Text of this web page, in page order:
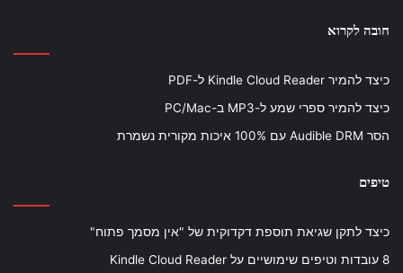
חובה לקרוא
כיצד להמיר Kindle Cloud Reader ל-PDF
כיצד להמיר ספרי שמע ל-MP3 ב-PC/Mac
הסר Audible DRM עם 100% איכות מקורית נשמרת
טיפים
כיצד לתקן שגיאת תוספת דקדוקית של "אין מסמך פתוח"
8 עובדות וטיפים שימושיים על Kindle Cloud Reader